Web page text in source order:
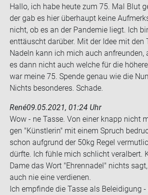
Hallo, ich habe heute zum 75. Mal Blut
der gab es hier über­haupt keine
nicht, ob es an der Pan­de­mie liegt. Ich
ent­täuscht dar­über. Mit der Idee mit den
Na­deln kann ich mich auch an­freun­den,
es dann nicht auch wel­che für die
war meine 75. Spen­de genau wie die
Nichts be­son­de­res. Scha­de.
René09.05.2021, 01:24 Uhr
Wow - ne Tasse. Von einer knapp nicht
gen "Künst­le­rin" mit einem Spruch
schon auf­grund der 50kg Regel
dürf­te. Ich fühle mich schlicht ver­al­bert.
Dame das Wort "Eh­ren­na­del" nichts
auch nie eine ver­die­nen.
Ich emp­fin­de die Tasse als Be­lei­di­gung